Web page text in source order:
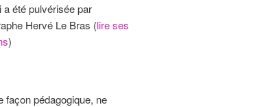
a été pulvérisée par
Hervé Le Bras (lire ses
)
façon pédagogique, ne